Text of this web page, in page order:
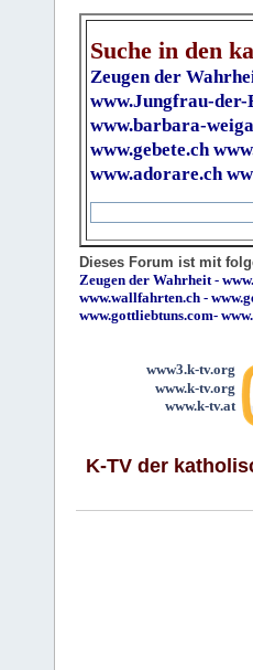
Suche in den
Zeugen der
www.Jungfrau-der-
www.barbara-
www.gebete.ch
www.adorare.ch
Dieses Forum ist mit
Zeugen der Wahrheit-
www.wallfahrten.ch -
www.gottliebtuns.com-
www3.k-tv.org
www.k-tv.org
www.k-tv.at
K-TV der